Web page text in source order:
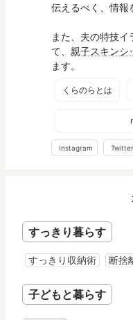
伝えるべく、情報
また、夫の特技
て、 親子スキンシ
ます。
くらのらとは
Instagram Twitter
すっきり暮らす
すっきり収納術 断捨
子どもと暮らす